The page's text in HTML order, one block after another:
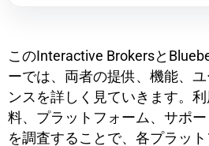
このInteractive Brokersと
ーでは、両者の提供、機能、
ンスを詳しく見ていきます。
料、プラットフォーム、サポ
を調査することで、各プラッ